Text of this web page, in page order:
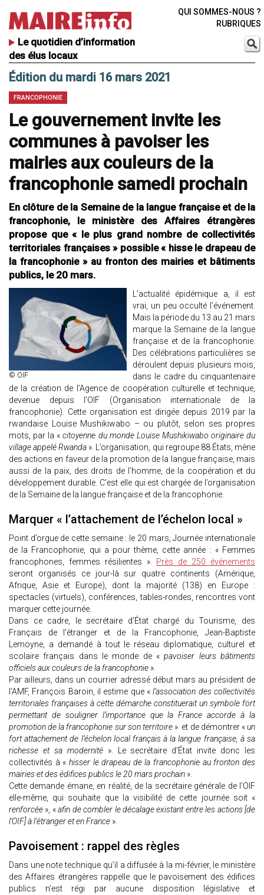
Le quotidien d’information
des élus locaux
QUI SOMMES-NOUS ?
RUBRIQUES
Édition du mardi 16 mars 2021
FRANCOPHONIE
Le gouvernement invite les
communes à pavoiser les
mairies aux couleurs de la
francophonie samedi prochain
En clôture de la Semaine de la langue française et de la
francophonie, le ministère des Affaires étrangères
propose que « le plus grand nombre de collectivités
territoriales françaises » possible « hisse le drapeau de
la francophonie » au fronton des mairies et bâtiments
publics, le 20 mars.
© OIF
L’actualité épidémique a, il est
vrai, un peu occulté l’événement.
Mais la période du 13 au 21 mars
marque la Semaine de la langue
française et de la francophonie.
Des célébrations particulières se
déroulent depuis plusieurs mois,
dans le cadre du cinquantenaire
de la création de l’Agence de coopération culturelle et technique,
devenue depuis l’OIF (Organisation internationale de la
francophonie). Cette organisation est dirigée depuis 2019 par la
rwandaise Louise Mushikiwabo – ou plutôt, selon ses propres
mots, par la «citoyenne du monde Louise Mushikiwabo originaire du
village appelé Rwanda ». L’organisation, qui regroupe 88 États, mène
des actions en faveur de la promotion de la langue française, mais
aussi de la paix, des droits de l’homme, de la coopération et du
développement durable. C’est elle qui est chargée de l’organisation
de la Semaine de la langue française et de la francophonie.
Marquer « l’attachement de l’échelon local »
Point d’orgue de cette semaine : le 20 mars, Journée internationale
de la Francophonie, qui a pour thème, cette année : « Femmes
francophones, femmes résilientes ». Près de 250 événements
seront organisés ce jour-là sur quatre continents (Amérique,
Afrique, Asie et Europe), dont la majorité (138) en Europe :
spectacles (virtuels), conférences, tables-rondes, rencontres vont
marquer cette journée.
Dans ce cadre, le secrétaire d’État chargé du Tourisme, des
Français de l’étranger et de la Francophonie, Jean-Baptiste
Lemoyne, a demandé à tout le réseau diplomatique, culturel et
scolaire français dans le monde de «pavoiser leurs bâtiments
officiels aux couleurs de la francophonie ».
Par ailleurs, dans un courrier adressé début mars au président de
l’AMF, François Baroin, il estime que «l’association des collectivités
territoriales françaises à cette démarche constituerait un symbole fort
permettant de souligner l’importance que la France accorde à la
promotion de la francophonie sur son territoire» et de démontrer «un
fort attachement de l’échelon local français à la langue française, à sa
richesse et sa modernité». Le secrétaire d’État invite donc les
collectivités à « hisser le drapeau de la francophonie au fronton des
mairies et des édifices publics le 20 mars prochain ».
Cette demande émane, en réalité, de la secrétaire générale de l’OIF
elle-même, qui souhaite que la visibilité de cette journée soit «
renforcée », «afin de combler le décalage existant entre les actions [de
l’OIF] à l’étranger et en France ».
Pavoisement : rappel des règles
Dans une note technique qu’il a diffusée à la mi-février, le ministère
des Affaires étrangères rappelle que le pavoisement des édifices
publics n’est régi par aucune disposition législative et